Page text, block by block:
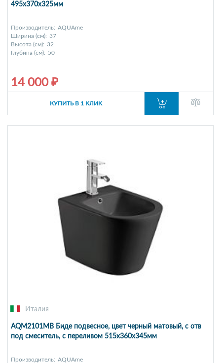
495x370x325мм
Производитель: AQUAme
Ширина (см): 37
Высота (см): 32
Глубина (см): 50
14 000 ₽
КУПИТЬ В 1 КЛИК
Италия
AQM2101MB Биде подвесное, цвет черный матовый, с отв
под смеситель, с переливом 515x360x345мм
Производитель: AQUAme